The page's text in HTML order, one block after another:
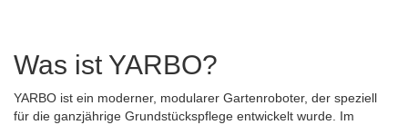
Was ist YARBO?
YARBO ist ein moderner, modularer Gartenroboter, der speziell
für die ganzjährige Grundstückspflege entwickelt wurde. Im